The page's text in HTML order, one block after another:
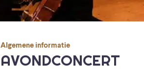
Algemene informatie
AVONDCONCERT